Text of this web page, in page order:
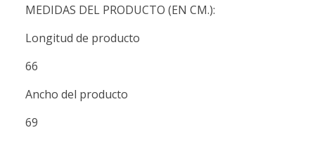
MEDIDAS DEL PRODUCTO (EN CM.):
Longitud de producto
66
Ancho del producto
69